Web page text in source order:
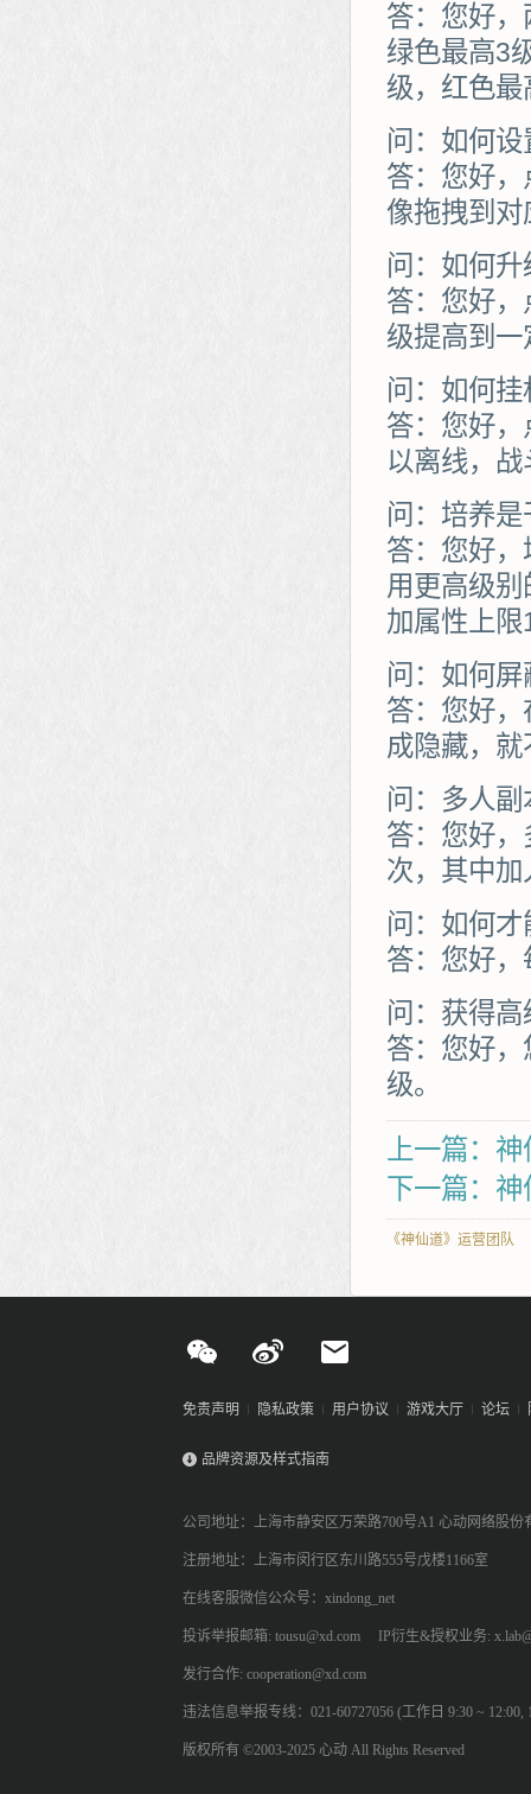
答：您好
绿色最高3
级，红色
问：如何
答：您好
像拖拽到
问：如何
答：您好
级提高到
问：如何挂
答：您好
以离线，
问：培养
答：您好
用更高级
加属性上限
问：如何
答：您好
成隐藏，
问：多人
答：您好
次，其中
问：如何
答：您好
问：获得
答：您好
级。
上一篇：
下一篇：
《神仙道》运营团队
免责声明 隐私政策 用户协议 游戏大厅 论坛
品牌资源及样式指南
公司地址：上海市静安区万荣路700号A1 心动网络股份
注册地址：上海市闵行区东川路555号戊楼1166室
在线客服微信公众号：xindong_net
投诉举报邮箱: tousu@xd.com IP衍生&授权业务:
发行合作: cooperation@xd.com
违法信息举报专线：021-60727056 (工作日 9:30 ~ 12:00,
版权所有 ©2003-2025 心动 All Rights Reserved